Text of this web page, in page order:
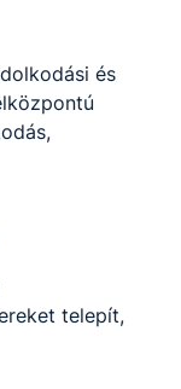
és
telepít,